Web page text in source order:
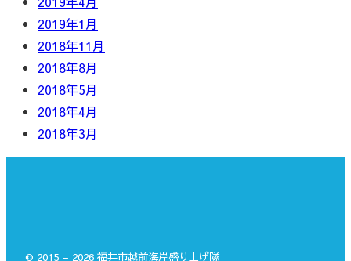
2019年1月
2018年11月
2018年8月
2018年5月
2018年4月
2018年3月
© 2015 – 2026 福井市越前海岸盛り上げ隊